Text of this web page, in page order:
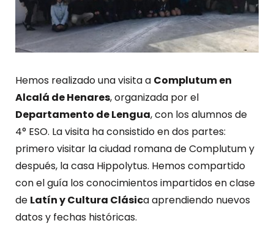
Hemos realizado una visita a Complutum en
Alcalá de Henares, organizada por el
Departamento de Lengua, con los alumnos de
4° ESO. La visita ha consistido en dos partes:
primero visitar la ciudad romana de Complutum y
después, la casa Hippolytus. Hemos compartido
con el guía los conocimientos impartidos en clase
de Latín y Cultura Clásica aprendiendo nuevos
datos y fechas históricas.